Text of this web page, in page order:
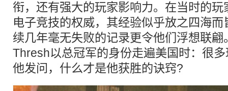
衔，还有强大的玩家影响力。在当时的
电子竞技的权威，其经验似乎放之四海
续几年毫无失败的记录更令他们浮想联
Thresh以总冠军的身份走遍美国时：很
他发问，什么才是他获胜的诀窍?